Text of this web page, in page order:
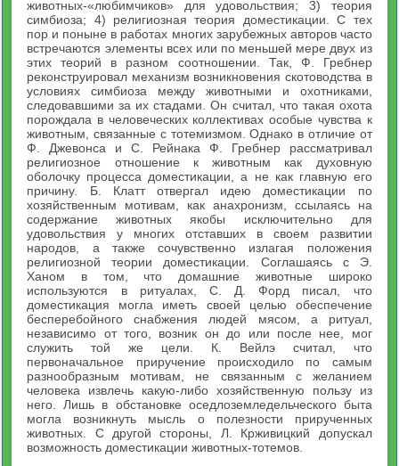
животных-«любимчиков» для удовольствия; 3) теория
симбиоза; 4) религиозная теория доместикации. С тех
пор и поныне в работах многих зарубежных авторов часто
встречаются элементы всех или по меньшей мере двух из
этих теорий в разном соотношении. Так, Ф. Гребнер
реконструировал механизм возникновения скотоводства в
условиях симбиоза между животными и охотниками,
следовавшими за их стадами. Он считал, что такая охота
порождала в человеческих коллективах особые чувства к
животным, связанные с тотемизмом. Однако в отличие от
Ф. Джевонса и С. Рейнака Ф. Гребнер рассматривал
религиозное отношение к животным как духовную
оболочку процесса доместикации, а не как главную его
причину. Б. Клатт отвергал идею доместикации по
хозяйственным мотивам, как анахронизм, ссылаясь на
содержание животных якобы исключительно для
удовольствия у многих отставших в своем развитии
народов, а также сочувственно излагая положения
религиозной теории доместикации. Соглашаясь с Э.
Ханом в том, что домашние животные широко
используются в ритуалах, С. Д. Форд писал, что
доместикация могла иметь своей целью обеспечение
бесперебойного снабжения людей мясом, а ритуал,
независимо от того, возник он до или после нее, мог
служить той же цели. К. Вейлэ считал, что
первоначальное приручение происходило по самым
разнообразным мотивам, не связанным с желанием
человека извлечь какую-либо хозяйственную пользу из
него. Лишь в обстановке оседлоземледельческого быта
могла возникнуть мысль о полезности прирученных
животных. С другой стороны, Л. Крживицкий допускал
возможность доместикации животных-тотемов.